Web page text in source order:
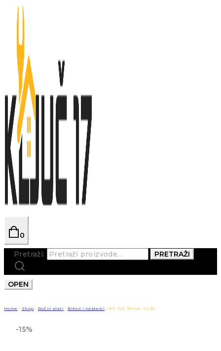
0
Pretraži: PRETRAŽI
OPEN
Home / Shop / Ručni alati / Bitovi i nastavci / Bit T40, 75mm, S2 3/1
-15%